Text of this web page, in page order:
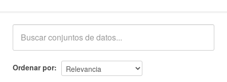
Ordenar por